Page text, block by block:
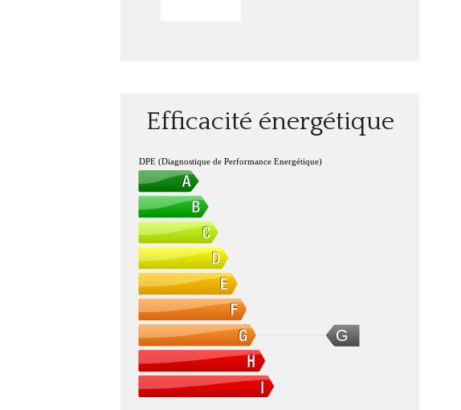
Efficacité énergétique
G
DPE (Diagnostique de Performance Energétique)